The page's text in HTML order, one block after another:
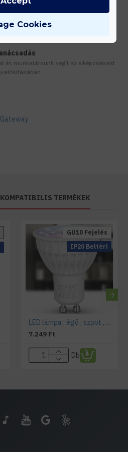
akár 24 órán belül megkaphatod!
és munkatársunk segít az elképzeléseid
TERMÉKEK
GU10 Fejelés
IP20 Beltéri
LED lámpa , égő , szpot , GU10 foglalat , 4 Watt , RGB + fehér , állítható fehér színárnyalat
7.249 Ft
Db
Cookies